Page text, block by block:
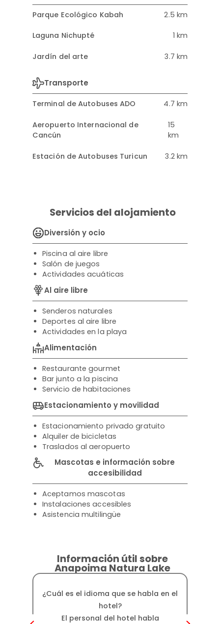
Parque Ecológico Kabah 2.5 km
Laguna Nichupté 1 km
Jardín del arte 3.7 km
Transporte
Terminal de Autobuses ADO 4.7 km
Aeropuerto Internacional de
Cancún
15
km
Estación de Autobuses Turicun 3.2 km
Servicios del alojamiento
Diversión y ocio
Piscina al aire libre
Salón de juegos
Actividades acuáticas
Al aire libre
Senderos naturales
Deportes al aire libre
Actividades en la playa
Alimentación
Restaurante gourmet
Bar junto a la piscina
Servicio de habitaciones
Estacionamiento y movilidad
Estacionamiento privado gratuito
Alquiler de bicicletas
Traslados al aeropuerto
Mascotas e información sobre
accesibilidad
Aceptamos mascotas
Instalaciones accesibles
Asistencia multilingüe
Información útil sobre
Anapoima Natura Lake
¿Cuál es el idioma que se habla en el
hotel?
El personal del hotel habla